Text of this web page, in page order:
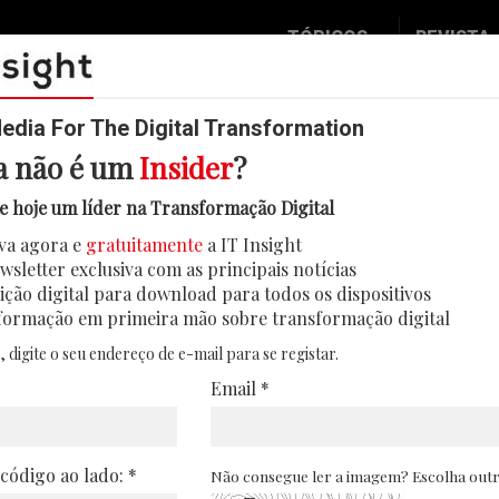
TÓPICOS
Digital
IT Strategy
Operação
Podcast
REVISTA
cibersegurança como pilar
empresarial
85% dos CEO consideram a
na proteção de ativos e na
22/04/2025
For The Digital Transformation
não é umInsider?
hoje um líder na Transformação Digital
agora e gratuitamente a IT Insight
exclusiva com as principais notícias
digital para download para todos os dispositivos
em primeira mão sobre transformação digital
o seu endereço de e-mail para se registar.
Email *
ao lado: * Não consegue ler a imagem? Escolha